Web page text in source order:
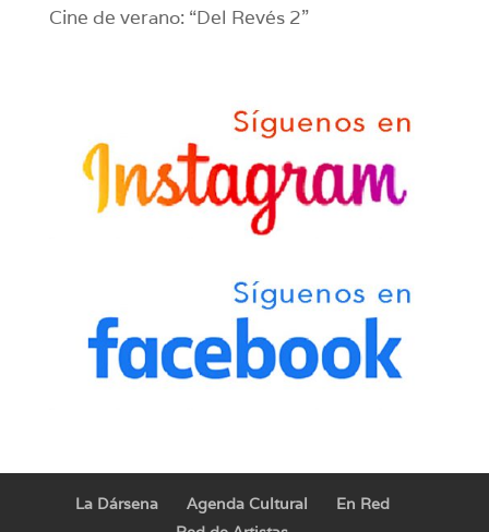
Cine de verano: “Del Revés 2”
La Dársena Agenda Cultural
En Red